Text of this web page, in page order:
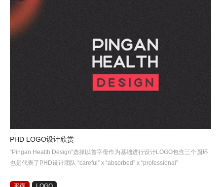
PHD LOGO设计欣赏
“Pingan Health Design"选择以首字母作为基础进行设计LOGO包含三个圆环
也是代表了PHD设计团队 “careful” x “absorbed” x “professional”